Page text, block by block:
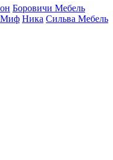
Боровичи Мебель
Миф Ника Сильва Мебель